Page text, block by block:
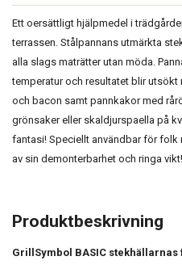
Ett oersättligt hjälpmedel i
terrassen. Stålpannans utmärkta
alla slags maträtter utan möda.
temperatur och resultatet blir
och bacon samt pannkakor med
grönsaker eller skaldjurspaella på
fantasi! Speciellt användbar för
av sin demonterbarhet och ringa vikt!
Produktbeskrivning
GrillSymbol BASIC